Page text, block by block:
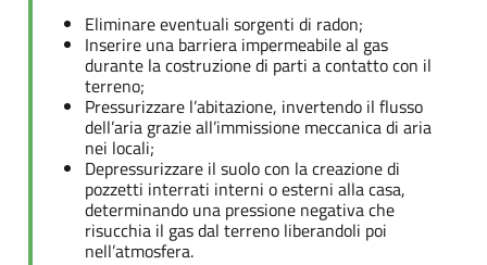
Eliminare eventuali sorgenti di radon;
Inserire una barriera impermeabile al gas
durante la costruzione di parti a contatto con il
terreno;
Pressurizzare l’abitazione, invertendo il flusso
dell’aria grazie all’immissione meccanica di aria
nei locali;
Depressurizzare il suolo con la creazione di
pozzetti interrati interni o esterni alla casa,
determinando una pressione negativa che
risucchia il gas dal terreno liberandoli poi
nell’atmosfera.